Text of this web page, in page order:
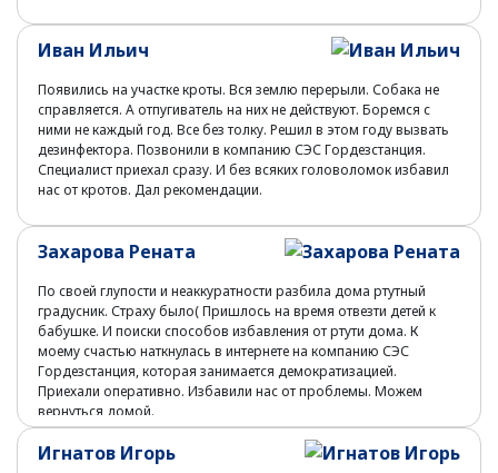
Иван Ильич
Появились на участке кроты. Вся землю перерыли. Собака не
справляется. А отпугиватель на них не действуют. Боремся с
ними не каждый год. Все без толку. Решил в этом году вызвать
дезинфектора. Позвонили в компанию СЭС Гордезстанция.
Специалист приехал сразу. И без всяких головоломок избавил
нас от кротов. Дал рекомендации.
Захарова Рената
По своей глупости и неаккуратности разбила дома ртутный
градусник. Страху было( Пришлось на время отвезти детей к
бабушке. И поиски способов избавления от ртути дома. К
моему счастью наткнулась в интернете на компанию СЭС
Гордезстанция, которая занимается демократизацией.
Приехали оперативно. Избавили нас от проблемы. Можем
вернуться домой.
Игнатов Игорь